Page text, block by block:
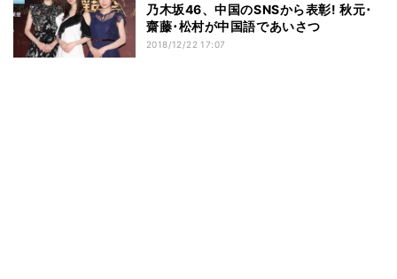
乃木坂46、中国のSNSから表彰! 秋元･
齋藤･松村が中国語であいさつ
2018/12/22 17:07